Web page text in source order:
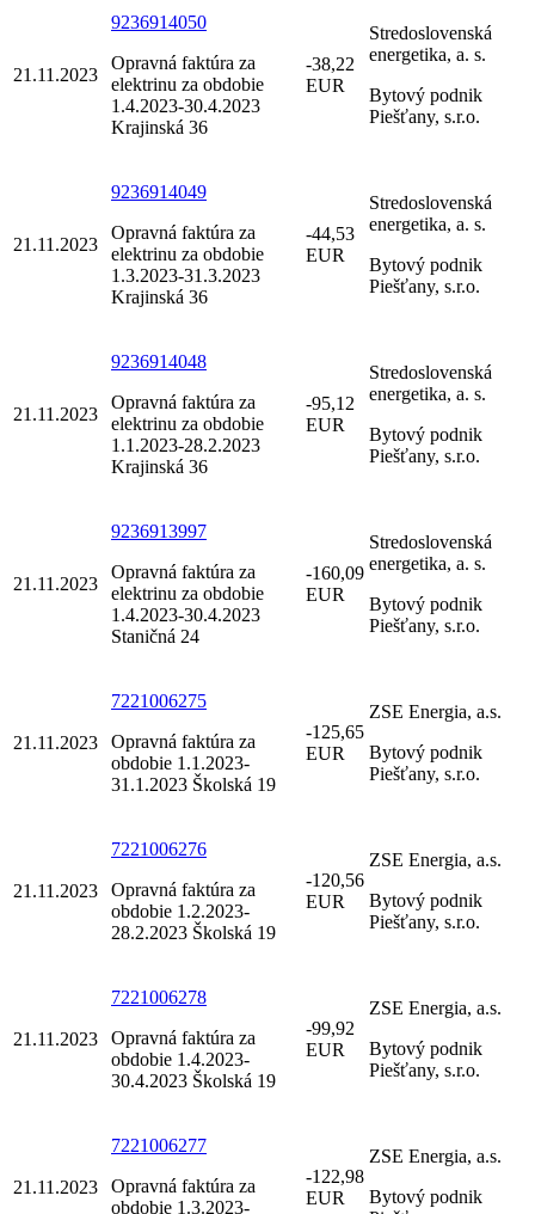
21.11.2023
9236914050
Opravná faktúra za
elektrinu za obdobie
1.4.2023-30.4.2023
Krajinská 36
-38,22
EUR
Stredoslovenská
energetika, a. s.
Bytový podnik
Piešťany, s.r.o.
21.11.2023
9236914049
Opravná faktúra za
elektrinu za obdobie
1.3.2023-31.3.2023
Krajinská 36
-44,53
EUR
Stredoslovenská
energetika, a. s.
Bytový podnik
Piešťany, s.r.o.
21.11.2023
9236914048
Opravná faktúra za
elektrinu za obdobie
1.1.2023-28.2.2023
Krajinská 36
-95,12
EUR
Stredoslovenská
energetika, a. s.
Bytový podnik
Piešťany, s.r.o.
21.11.2023
9236913997
Opravná faktúra za
elektrinu za obdobie
1.4.2023-30.4.2023
Staničná 24
-160,09
EUR
Stredoslovenská
energetika, a. s.
Bytový podnik
Piešťany, s.r.o.
21.11.2023
7221006275
Opravná faktúra za
obdobie 1.1.2023-
31.1.2023 Školská 19
-125,65
EUR
ZSE Energia, a.s.
Bytový podnik
Piešťany, s.r.o.
21.11.2023
7221006276
Opravná faktúra za
obdobie 1.2.2023-
28.2.2023 Školská 19
-120,56
EUR
ZSE Energia, a.s.
Bytový podnik
Piešťany, s.r.o.
21.11.2023
7221006278
Opravná faktúra za
obdobie 1.4.2023-
30.4.2023 Školská 19
-99,92
EUR
ZSE Energia, a.s.
Bytový podnik
Piešťany, s.r.o.
21.11.2023
7221006277
Opravná faktúra za
obdobie 1.3.2023-
-122,98
EUR
ZSE Energia, a.s.
Bytový podnik